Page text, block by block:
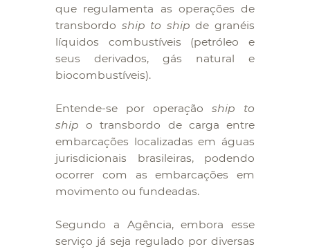
que regulamenta as operações de
transbordo ship to shipde granéis
líquidos combustíveis (petróleo e
seus derivados, gás natural e
biocombustíveis).
Entende-se por operação ship to
ship o transbordo de carga entre
embarcações localizadas em águas
jurisdicionais brasileiras, podendo
ocorrer com as embarcações em
movimento ou fundeadas.
Segundo a Agência, embora esse
serviço já seja regulado por diversas